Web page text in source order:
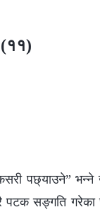
(११)
पछ्याउने” भन्‍ने
पटक सङ्गति